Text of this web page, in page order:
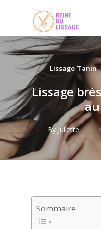
content
Lissage Tanin
Lissage
By Juliette
Sommaire